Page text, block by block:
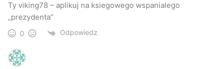
Ty viking78 – aplikuj na ksiegowego wspanialego
„prezydenta”
0 Odpowiedz